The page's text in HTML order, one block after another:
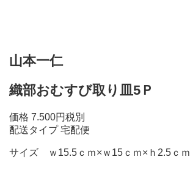
山本一仁
織部おむすび取り皿5Ｐ
価格 7.500円税別
配送タイプ 宅配便
サイズ ｗ15.5ｃｍ×ｗ15ｃｍ×ｈ2.5ｃｍ